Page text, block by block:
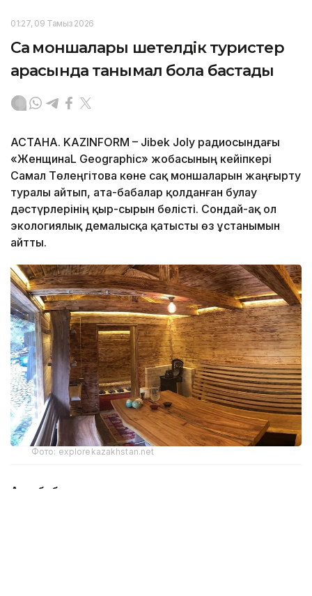
01:27, 09 Тамыз 2026
Сақ моншалары шетелдік туристер
арасында танымал бола бастады
АСТАНА. KAZINFORM – Jibek Joly радиосындағы
«ЖенщинаL Geographic» жобасының кейіпкері
Самал Төлеңгітова көне сақ моншаларын жаңғырту
туралы айтып, ата-бабалар қолданған булау
дәстүрлерінің қыр-сырын бөлісті. Сондай-ақ ол
экологиялық демалысқа қатысты өз ұстанымын
айтты.
Фото: explorekazakhstan.net
Ата-баба мұрасының жаңғыруы